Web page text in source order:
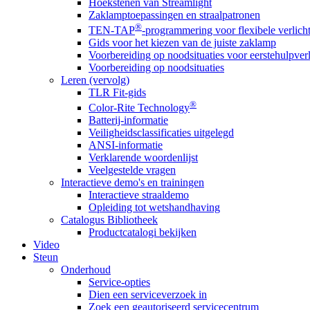
Zaklamptoepassingen en straalpatronen
TEN-TAP®-programmering voor flexibele
Gids voor het kiezen van de juiste zaklamp
Voorbereiding op noodsituaties voor
Voorbereiding op noodsituaties
Leren (vervolg)
TLR Fit-gids
Color-Rite Technology®
Batterij-informatie
Veiligheidsclassificaties uitgelegd
ANSI-informatie
Verklarende woordenlijst
Veelgestelde vragen
Interactieve demo's en trainingen
Interactieve straaldemo
Opleiding tot wetshandhaving
Catalogus Bibliotheek
Productcatalogi bekijken
Video
Steun
Onderhoud
Service-opties
Dien een serviceverzoek in
Zoek een geautoriseerd servicecentrum